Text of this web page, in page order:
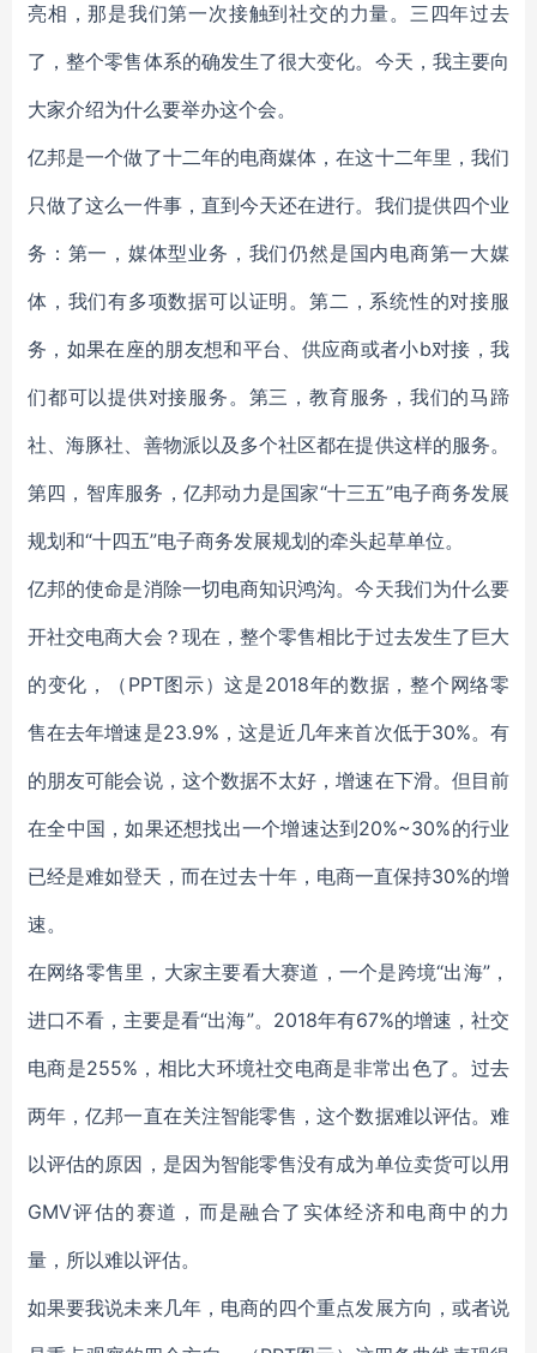
亮相，那是我们第一次接触到社交的力量。三四年过去
了，整个零售体系的确发生了很大变化。今天，我主要向
大家介绍为什么要举办这个会。
亿邦是一个做了十二年的电商媒体，在这十二年里，我们
只做了这么一件事，直到今天还在进行。我们提供四个业
务：第一，媒体型业务，我们仍然是国内电商第一大媒
体，我们有多项数据可以证明。第二，系统性的对接服
务，如果在座的朋友想和平台、供应商或者小b对接，我
们都可以提供对接服务。第三，教育服务，我们的马蹄
社、海豚社、善物派以及多个社区都在提供这样的服务。
第四，智库服务，亿邦动力是国家“十三五”电子商务发展
规划和“十四五”电子商务发展规划的牵头起草单位。
亿邦的使命是消除一切电商知识鸿沟。今天我们为什么要
开社交电商大会？现在，整个零售相比于过去发生了巨大
的变化，（PPT图示）这是2018年的数据，整个网络零
售在去年增速是23.9%，这是近几年来首次低于30%。有
的朋友可能会说，这个数据不太好，增速在下滑。但目前
在全中国，如果还想找出一个增速达到20%~30%的行业
已经是难如登天，而在过去十年，电商一直保持30%的增
速。
在网络零售里，大家主要看大赛道，一个是跨境“出海”，
进口不看，主要是看“出海”。2018年有67%的增速，社交
电商是255%，相比大环境社交电商是非常出色了。过去
两年，亿邦一直在关注智能零售，这个数据难以评估。难
以评估的原因，是因为智能零售没有成为单位卖货可以用
GMV评估的赛道，而是融合了实体经济和电商中的力
量，所以难以评估。
如果要我说未来几年，电商的四个重点发展方向，或者说